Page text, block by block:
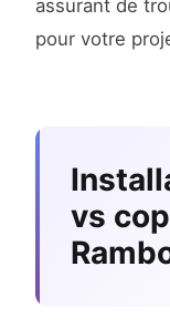
assurant de
pour votre
vs